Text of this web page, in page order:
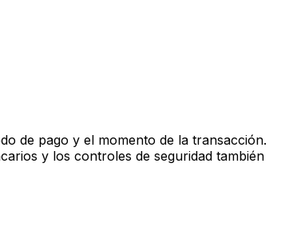
de pago y el momento de la transacción.
y los controles de seguridad también